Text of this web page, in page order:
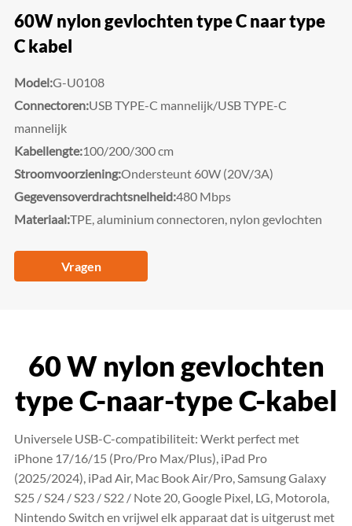
60W nylon gevlochten type C naar type
C kabel
Model:G-U0108
Connectoren:USB TYPE-C mannelijk/USB TYPE-C
mannelijk
Kabellengte:100/200/300 cm
Stroomvoorziening:Ondersteunt 60W (20V/3A)
Gegevensoverdrachtsnelheid:480 Mbps
Materiaal:TPE, aluminium connectoren, nylon gevlochten
Vragen
60 W nylon gevlochten
type C-naar-type C-kabel
Universele USB-C-compatibiliteit: Werkt perfect met
iPhone 17/16/15 (Pro/Pro Max/Plus), iPad Pro
(2025/2024), iPad Air, Mac Book Air/Pro, Samsung Galaxy
S25 / S24 / S23 / S22 / Note 20, Google Pixel, LG, Motorola,
Nintendo Switch en vrijwel elk apparaat dat is uitgerust met